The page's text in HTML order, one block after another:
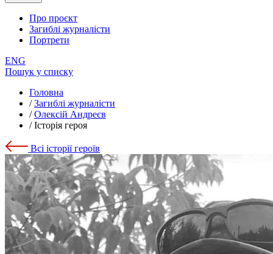
Про проєкт
Загиблі журналісти
Портрети
ENG
Пошук у списку
Головна
/Загиблі журналісти
/Олексій Андреєв
/Історія героя
Всі історії героїв